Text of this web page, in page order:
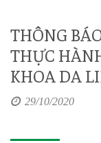
THÔNG
THỰC
KHOA DA
29/10/2020